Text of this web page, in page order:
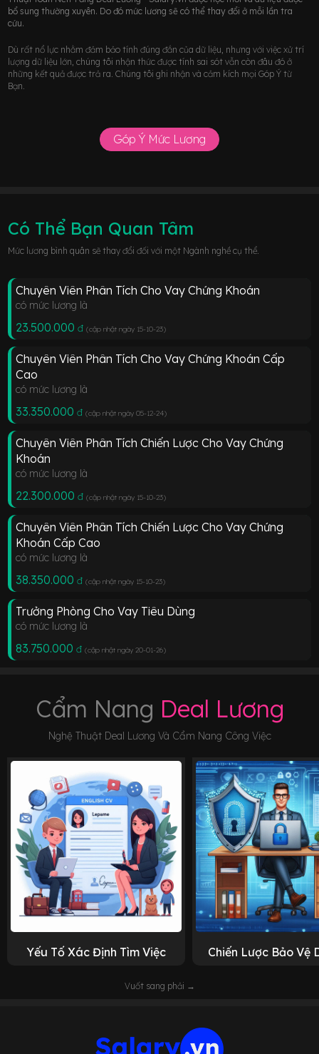
bổ sung thường xuyên. Do đó mức lương sẽ có thể thay đổi ở mỗi lần tra
cứu.
Dù rất nổ lực nhằm đảm bảo tính đúng đắn của dữ liệu, nhưng với việc xử trí
lượng dữ liệu lớn, chúng tôi nhận thức được tính sai sót vẫn còn đâu đó ở
những kết quả được trả ra. Chúng tôi ghi nhận và cảm kích mọi Góp Ý từ
Bạn.
Góp Ý Mức Lương
Có Thể Bạn Quan Tâm
Mức lương bình quân sẽ thay đổi đối với một Ngành nghề cụ thể.
Chuyên Viên Phân Tích Cho Vay Chứng Khoán
có mức lương là
23.500.000 đ (cập nhật ngày 15-10-23)
Chuyên Viên Phân Tích Cho Vay Chứng Khoán Cấp
Cao
có mức lương là
33.350.000 đ (cập nhật ngày 05-12-24)
Chuyên Viên Phân Tích Chiến Lược Cho Vay Chứng
Khoán
có mức lương là
22.300.000 đ (cập nhật ngày 15-10-23)
Chuyên Viên Phân Tích Chiến Lược Cho Vay Chứng
Khoán Cấp Cao
có mức lương là
38.350.000 đ (cập nhật ngày 15-10-23)
Trưởng Phòng Cho Vay Tiêu Dùng
có mức lương là
83.750.000 đ (cập nhật ngày 20-01-26)
Cẩm Nang Deal Lương
Nghệ Thuật Deal Lương Và Cẩm Nang Công Việc
Yếu Tố Xác Định Tìm Việc Chiến Lược Bảo Vệ
Vuốt sang phải →